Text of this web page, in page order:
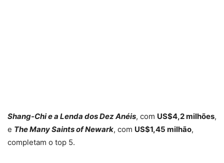
Shang-Chi e a Lenda dos Dez Anéis, com US$4,2 milhões,
e The Many Saints of Newark, com US$1,45 milhão,
completam o top 5.